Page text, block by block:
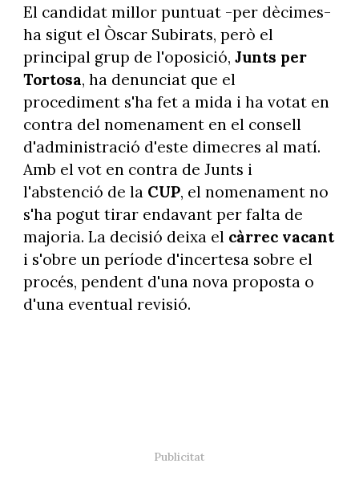
El candidat millor puntuat -per dècimes-
ha sigut el Òscar Subirats, però el
principal grup de l'oposició, Junts per
Tortosa, ha denunciat que el
procediment s'ha fet a mida i ha votat en
contra del nomenament en el consell
d'administració d'este dimecres al matí.
Amb el vot en contra de Junts i
l'abstenció de la CUP, el nomenament no
s'ha pogut tirar endavant per falta de
majoria. La decisió deixa el càrrec vacant
i s'obre un període d'incertesa sobre el
procés, pendent d'una nova proposta o
d'una eventual revisió.